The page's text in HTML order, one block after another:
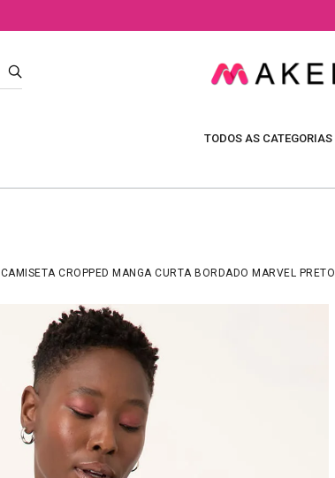
TODOS AS CATEGORIAS
CAMISETA CROPPED MANGA CURTA BORDADO MARVEL PRETO